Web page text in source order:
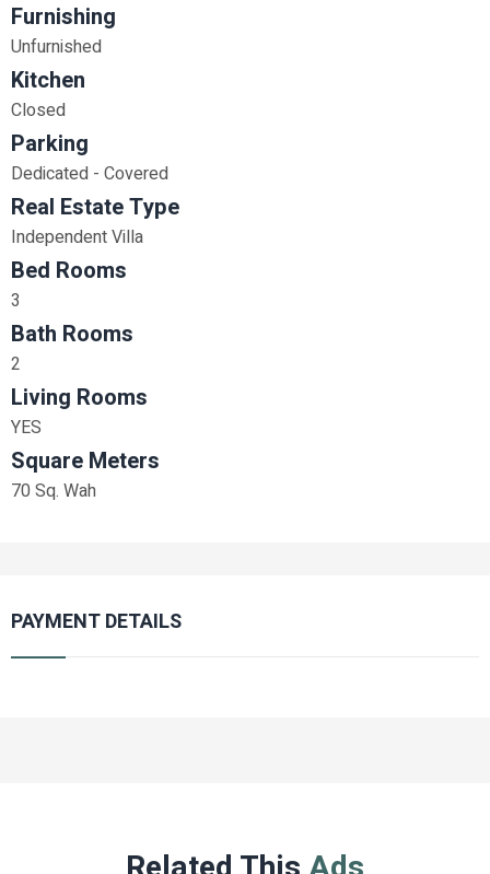
Furnishing
Unfurnished
Kitchen
Closed
Parking
Dedicated - Covered
Real Estate Type
Independent Villa
Bed Rooms
3
Bath Rooms
2
Living Rooms
YES
Square Meters
70 Sq. Wah
PAYMENT DETAILS